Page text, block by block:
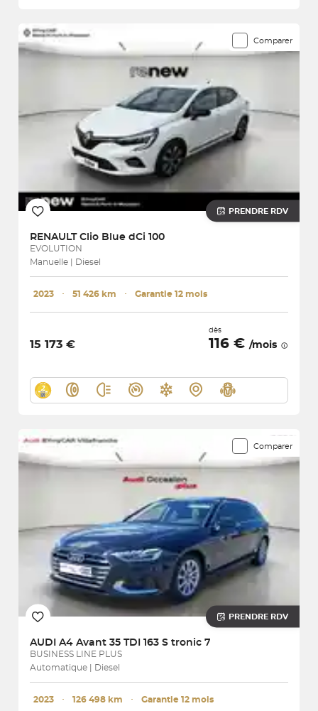
Comparer
PRENDRE RDV
RENAULT Clio Blue dCi 100
EVOLUTION
Manuelle | Diesel
2023 ･ 51 426 km ･ Garantie 12 mois
15 173 €
dès
116 € /mois
Comparer
PRENDRE RDV
AUDI A4 Avant 35 TDI 163 S tronic 7
BUSINESS LINE PLUS
Automatique | Diesel
2023 ･ 126 498 km ･ Garantie 12 mois